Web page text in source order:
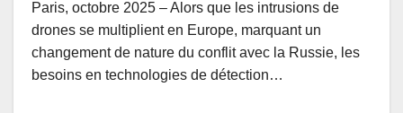
Paris, octobre 2025 – Alors que les intrusions de
drones se multiplient en Europe, marquant un
changement de nature du conflit avec la Russie, les
besoins en technologies de détection…